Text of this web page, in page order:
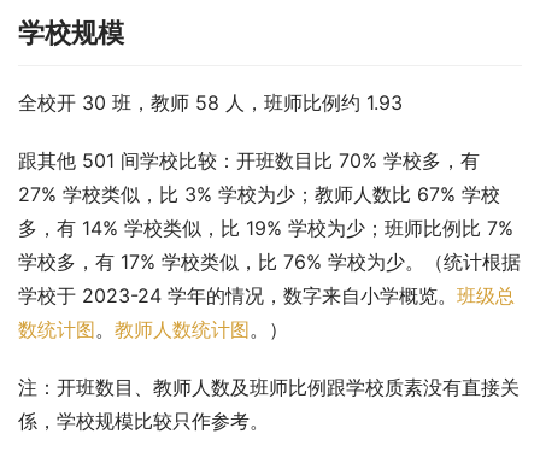
学校规模
全校开 30 班，教师 58 人，班师比例约 1.93
跟其他 501 间学校比较：开班数目比 70% 学校多，有
27% 学校类似，比 3% 学校为少；教师人数比 67% 学校
多，有 14% 学校类似，比 19% 学校为少；班师比例比 7%
学校多，有 17% 学校类似，比 76% 学校为少。（统计根据
学校于 2023-24 学年的情况，数字来自小学概览。 班级总
数统计图。 教师人数统计图。）
注：开班数目、教师人数及班师比例跟学校质素没有直接关
係，学校规模比较只作参考。